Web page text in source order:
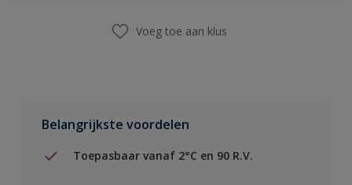
Voeg toe aan klus
Belangrijkste voordelen
Toepasbaar vanaf 2°C en 90 R.V.